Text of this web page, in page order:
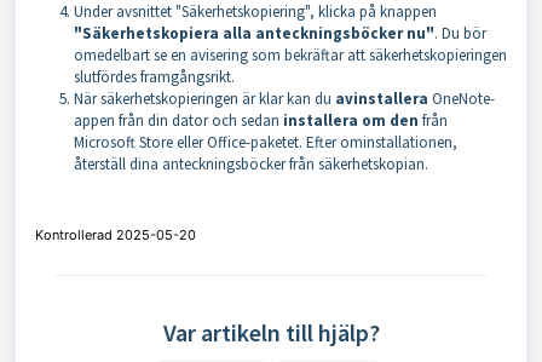
Under avsnittet "Säkerhetskopiering", klicka på knappen
"Säkerhetskopiera alla anteckningsböcker nu". Du bör
omedelbart se en avisering som bekräftar att säkerhetskopieringen
slutfördes framgångsrikt.
När säkerhetskopieringen är klar kan du avinstallera OneNote-
appen från din dator och sedan installera om den från
Microsoft Store eller Office-paketet. Efter ominstallationen,
återställ dina anteckningsböcker från säkerhetskopian.
Kontrollerad 2025-05-20
Var artikeln till hjälp?